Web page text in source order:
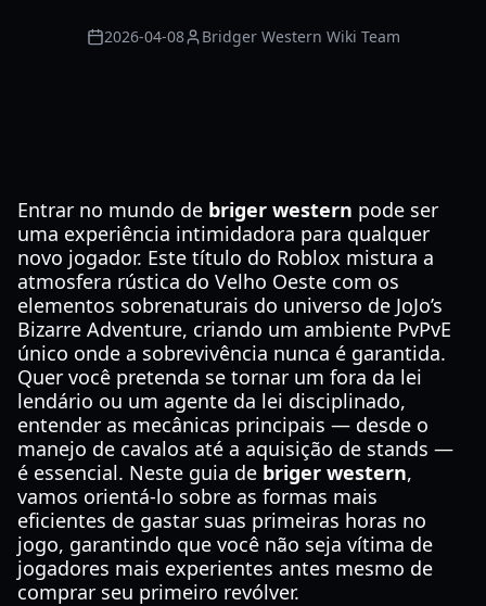
2026-04-08 Bridger Western Wiki Team
Entrar no mundo de briger western pode ser
uma experiência intimidadora para qualquer
novo jogador. Este título do Roblox mistura a
atmosfera rústica do Velho Oeste com os
elementos sobrenaturais do universo de JoJo’s
Bizarre Adventure, criando um ambiente PvPvE
único onde a sobrevivência nunca é garantida.
Quer você pretenda se tornar um fora da lei
lendário ou um agente da lei disciplinado,
entender as mecânicas principais — desde o
manejo de cavalos até a aquisição de stands —
é essencial. Neste guia de briger western,
vamos orientá-lo sobre as formas mais
eficientes de gastar suas primeiras horas no
jogo, garantindo que você não seja vítima de
jogadores mais experientes antes mesmo de
comprar seu primeiro revólver.